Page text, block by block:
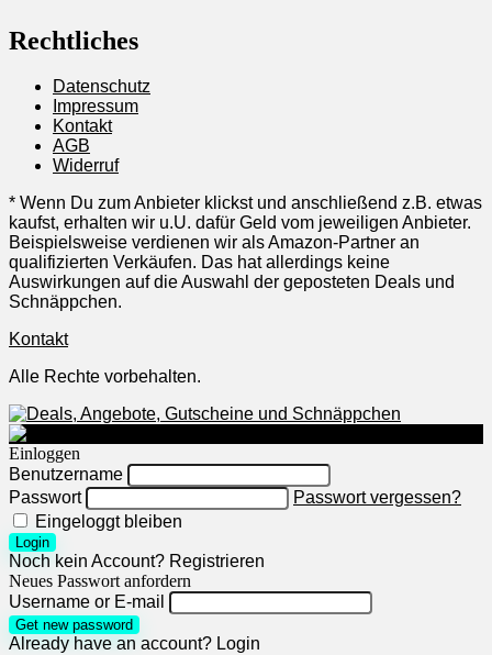
Rechtliches
Datenschutz
Impressum
Kontakt
AGB
Widerruf
* Wenn Du zum Anbieter klickst und anschließend z.B. etwas
kaufst, erhalten wir u.U. dafür Geld vom jeweiligen Anbieter.
Beispielsweise verdienen wir als Amazon-Partner an
qualifizierten Verkäufen. Das hat allerdings keine
Auswirkungen auf die Auswahl der geposteten Deals und
Schnäppchen.
Kontakt
Alle Rechte vorbehalten.
Einloggen
Benutzername
Passwort
Passwort vergessen?
Eingeloggt bleiben
Login
Noch kein Account? Registrieren
Neues Passwort anfordern
Username or E-mail
Get new password
Already have an account? Login